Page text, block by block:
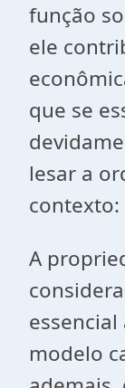
função
ele
que se
lesar a
contexto:
A
modelo